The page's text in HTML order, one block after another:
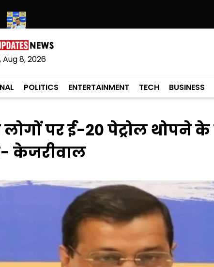
ने भी माना, ई-20 में ज्यादा क्लोराइड और नमी के कारण खराब हो रही गाड़ियां-
Aug 8, 2026
POLITICS ENTERTAINMENT TECH BUSINESS
पर ई-20 पेट्रोल थोपने
केजरीवाल